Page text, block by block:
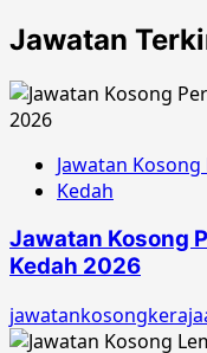
Jawatan
Jawatan
Kedah
Jawatan Kosong
Kedah 2026